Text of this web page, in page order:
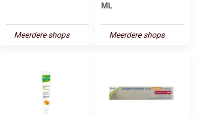
Meerdere shops
ML
Meerdere shops